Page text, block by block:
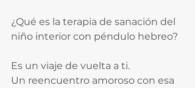
¿Qué es la terapia de sanación del
niño interior con péndulo hebreo?
Es un viaje de vuelta a ti.
Un reencuentro amoroso con esa